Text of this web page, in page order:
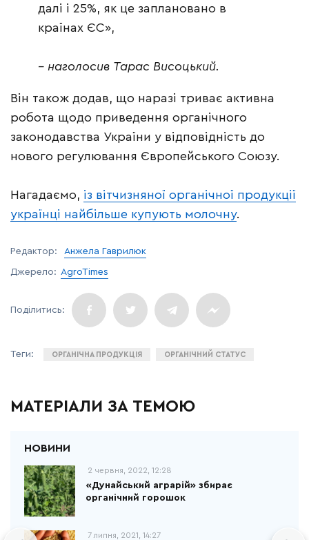
далі і 25%, як це заплановано в
країнах ЄС»,
– наголосив Тарас Висоцький.
Він також додав, що наразі триває активна
робота щодо приведення органічного
законодавства України у відповідність до
нового регулювання Європейського Союзу.
Нагадаємо, із вітчизняної органічної продукції
українці найбільше купують молочну.
Редактор: Анжела Гаврилюк
Джерело: AgroTimes
ОРГАНІЧНА ПРОДУКЦІЯ ОРГАНІЧНИЙ СТАТУС
МАТЕРІАЛИ ЗА ТЕМОЮ
2 червня, 2022, 12:28
«Дунайський аграрій» збирає
органічний горошок
7 липня, 2021, 14:27